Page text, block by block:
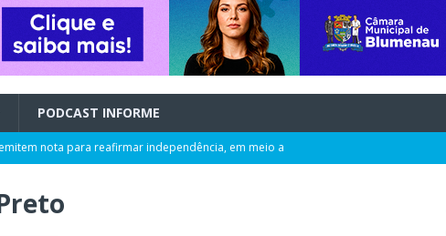
PODCAST INFORME
nota para reafirmar independência, em meio a
bomba no Sul do Brasil; entenda como o fenômeno se